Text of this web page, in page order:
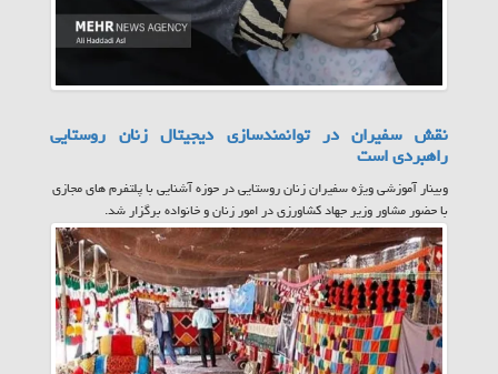
نقش سفیران در توانمندسازی دیجیتال زنان روستایی
راهبردی است
وبینار آموزشی ویژه سفیران زنان روستایی در حوزه آشنایی با پلتفرم های مجازی
با حضور مشاور وزیر جهاد کشاورزی در امور زنان و خانواده برگزار شد.